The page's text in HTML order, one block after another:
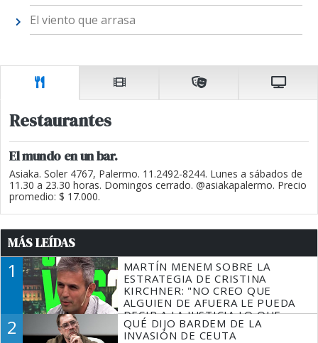
El viento que arrasa
Restaurantes
El mundo en un bar.
Asiaka. Soler 4767, Palermo. 11.2492-8244. Lunes a sábados de
11.30 a 23.30 horas. Domingos cerrado. @asiakapalermo. Precio
promedio: $ 17.000.
MÁS LEÍDAS
1
MARTÍN MENEM SOBRE LA
ESTRATEGIA DE CRISTINA
KIRCHNER: "NO CREO QUE
ALGUIEN DE AFUERA LE PUEDA
DECIR A LA JUSTICIA LO QUE
TIENE QUE HACER"
2
QUÉ DIJO BARDEM DE LA
INVASIÓN DE CEUTA